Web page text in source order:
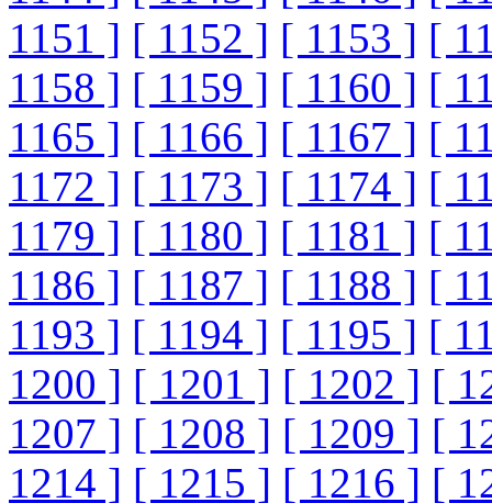
1151 ] [ 1152 ] [ 1153 ] [
1158 ] [ 1159 ] [ 1160 ] [
1165 ] [ 1166 ] [ 1167 ] [
1172 ] [ 1173 ] [ 1174 ] [
1179 ] [ 1180 ] [ 1181 ] [
1186 ] [ 1187 ] [ 1188 ] [
1193 ] [ 1194 ] [ 1195 ] [
1200 ] [ 1201 ] [ 1202 ] [
1207 ] [ 1208 ] [ 1209 ] [
1214 ] [ 1215 ] [ 1216 ] [